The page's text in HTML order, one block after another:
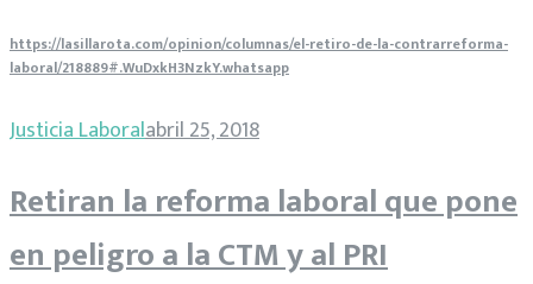
https://lasillarota.com/opinion/columnas/el-retiro-de-la-contrarreforma-
laboral/218889#.WuDxkH3NzkY.whatsapp
Justicia Laboralabril 25, 2018
Retiran la reforma laboral que pone
en peligro a la CTM y al PRI